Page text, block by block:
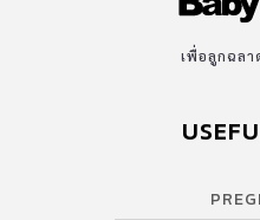
เพื่อลูกฉล